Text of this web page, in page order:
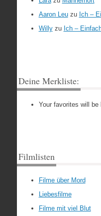
Aaron Leuzu Ich –
Willyzu Ich –
Deine Merkliste:
Your favorites will be
Filmlisten
Filme über Mord
Liebesfilme
Filme mit viel Blut